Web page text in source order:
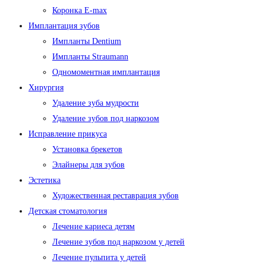
Коронка E-max
Имплантация зубов
Импланты Dentium
Импланты Straumann
Одномоментная имплантация
Хирургия
Удаление зуба мудрости
Удаление зубов под наркозом
Исправление прикуса
Установка брекетов
Элайнеры для зубов
Эстетика
Художественная реставрация зубов
Детская стоматология
Лечение кариеса детям
Лечение зубов под наркозом у детей
Лечение пульпита у детей